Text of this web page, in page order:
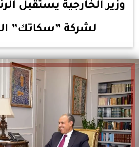
وزير الخارجية يستقبل
لشركة ”سكاتك”